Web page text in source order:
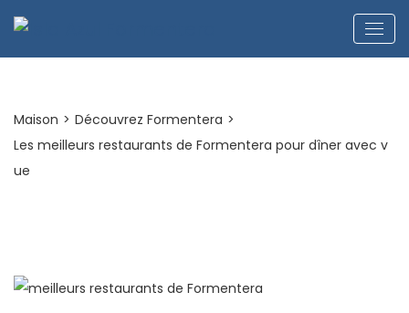
Maison > Découvrez Formentera >
Les meilleurs restaurants de Formentera pour dîner avec v
ue